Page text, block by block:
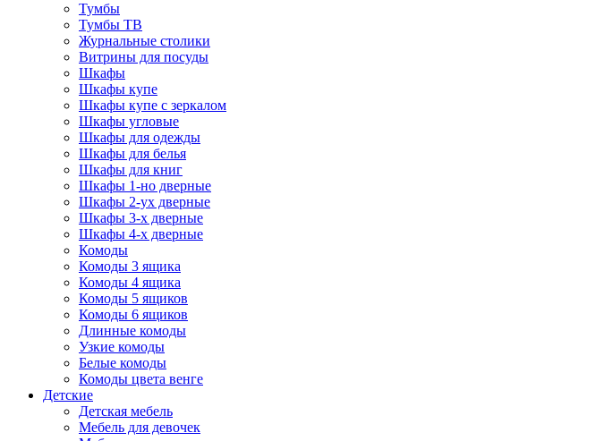
Тумбы
Тумбы ТВ
Журнальные столики
Витрины для посуды
Шкафы
Шкафы купе
Шкафы купе с зеркалом
Шкафы угловые
Шкафы для одежды
Шкафы для белья
Шкафы для книг
Шкафы 1-но дверные
Шкафы 2-ух дверные
Шкафы 3-х дверные
Шкафы 4-х дверные
Комоды
Комоды 3 ящика
Комоды 4 ящика
Комоды 5 ящиков
Комоды 6 ящиков
Длинные комоды
Узкие комоды
Белые комоды
Комоды цвета венге
Детские
Детская мебель
Мебель для девочек